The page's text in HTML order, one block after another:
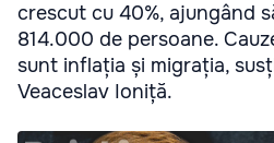
crescut cu 40%, ajungând
814.000 de persoane.
sunt inflația și migrația,
Veaceslav Ioniță.